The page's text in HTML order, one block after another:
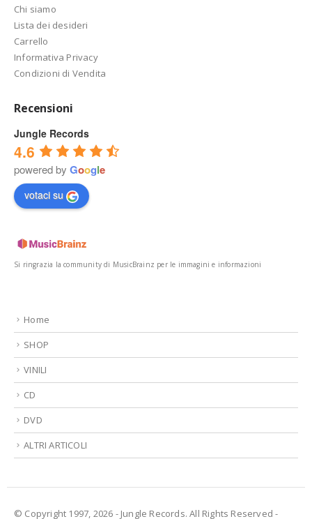
Chi siamo
Lista dei desideri
Carrello
Informativa Privacy
Condizioni di Vendita
Recensioni
Jungle Records
4.6
powered by Google
votaci su
Si ringrazia la community di MusicBrainz per le immagini e informazioni
Home
SHOP
VINILI
CD
DVD
ALTRI ARTICOLI
© Copyright 1997, 2026 - Jungle Records. All Rights Reserved -